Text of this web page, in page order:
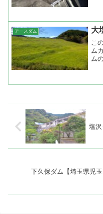
アースダム 大
こ
ム
ム
塩沢
下久保ダム【埼玉県児玉